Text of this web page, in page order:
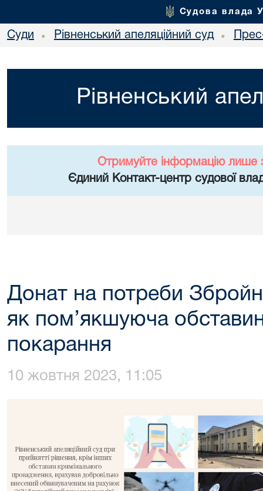
Судова влада
Суди • Рівненський апеляційний суд •
Рівненський
Отримуйте інформацію лише
Єдиний Контакт-центр судової
Донат на потреби
як пом’якшуюча
покарання
10 жовтня 2023, 11:05